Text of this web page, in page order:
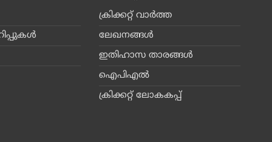
ക്രിക്കറ്റ്‌ വാര്‍ത്ത
ലേഖനങ്ങള്‍
ഇതിഹാസ താരങ്ങള്‍
ഐപിഎല്‍
ക്രിക്കറ്റ് ലോകകപ്പ്